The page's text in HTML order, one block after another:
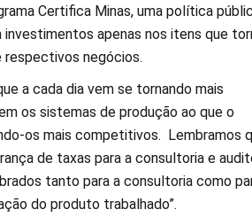
Certifica Minas, uma política
apenas nos itens que
respectivos negócios.
a cada dia vem se tornando mais
os sistemas de produção ao que o
os mais competitivos. Lembramos
de taxas para a consultoria e
tanto para a consultoria como
do produto trabalhado”.